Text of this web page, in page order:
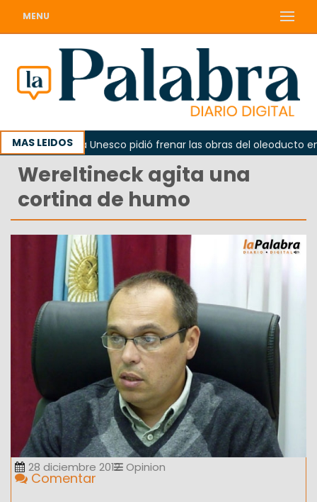
MENU
MAS LEIDOSLa Unesco pidió frenar las obras del oleoducto en
Wereltineck agita una
cortina de humo
28 diciembre 2012 Opinion
Comentar